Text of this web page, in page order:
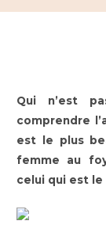
Qui n’est
comprendre
est le plus
femme au
celui qui est le